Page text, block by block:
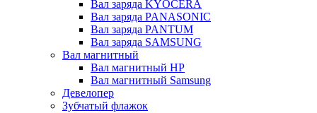
Вал заряда KYOCERA
Вал заряда PANASONIC
Вал заряда PANTUM
Вал заряда SAMSUNG
Вал магнитный
Вал магнитный HP
Вал магнитный Samsung
Девелопер
Зубчатый флажок